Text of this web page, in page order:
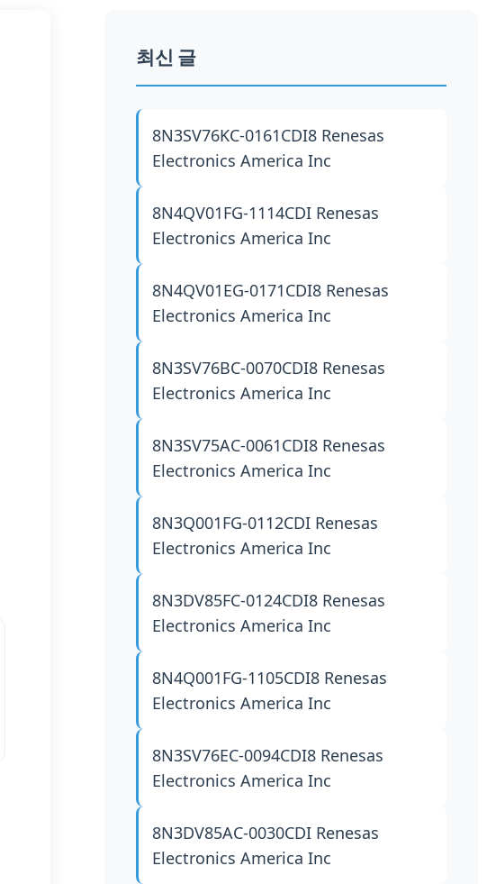
최신 글
8N3SV76KC-0161CDI8 Renesas
Electronics America Inc
8N4QV01FG-1114CDI Renesas
Electronics America Inc
8N4QV01EG-0171CDI8 Renesas
Electronics America Inc
8N3SV76BC-0070CDI8 Renesas
Electronics America Inc
8N3SV75AC-0061CDI8 Renesas
Electronics America Inc
8N3Q001FG-0112CDI Renesas
Electronics America Inc
8N3DV85FC-0124CDI8 Renesas
Electronics America Inc
8N4Q001FG-1105CDI8 Renesas
Electronics America Inc
8N3SV76EC-0094CDI8 Renesas
Electronics America Inc
8N3DV85AC-0030CDI Renesas
Electronics America Inc